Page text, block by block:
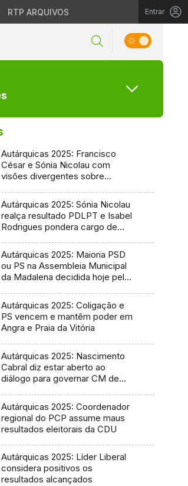
RTP ARQUIVOS Entrar
Autárquicas 2025: Francisco
César e Sónia Nicolau com
visões divergentes sobre
Autárquicas 2025: Sónia Nicolau
realça resultado PDLPT e Isabel
Rodrigues pondera cargo de
Autárquicas 2025: Maioria PSD
ou PS na Assembleia Municipal
da Madalena decidida hoje pelo
Autárquicas 2025: Coligação e
PS vencem e mantêm poder em
Angra e Praia da Vitória
Autárquicas 2025: Nascimento
Cabral diz estar aberto ao
diálogo para governar CM de
Autárquicas 2025: Coordenador
regional do PCP assume maus
resultados eleitorais da CDU
Autárquicas 2025: Líder Liberal
considera positivos os
resultados alcançados